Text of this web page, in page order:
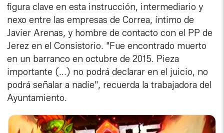
figura clave en esta instrucción, intermediario y
nexo entre las empresas de Correa, íntimo de
Javier Arenas, y hombre de contacto con el PP de
Jerez en el Consistorio. "Fue encontrado muerto
en un barranco en octubre de 2015. Pieza
importante (...) no podrá declarar en el juicio, no
podrá señalar a nadie", recuerda la trabajadora del
Ayuntamiento.